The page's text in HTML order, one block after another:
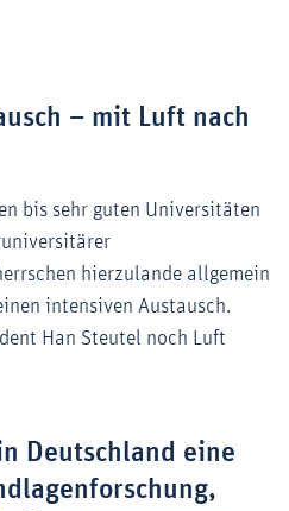
– mit Luft nach
bis sehr guten Universitäten
hierzulande allgemein
intensiven Austausch.
Han Steutel noch Luft
Deutschland eine